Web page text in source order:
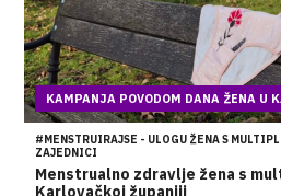
KAMPANJA POVODOM DANA ŽENA U
#MENSTRUIRAJSE - ULOGU ŽENA S
ZAJEDNICI
Menstrualno zdravlje žena s
Karlovačkoj županiji